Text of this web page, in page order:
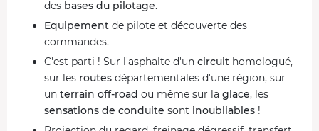
des bases du pilotage.
Equipement de pilote et découverte des
commandes.
C'est parti ! Sur l'asphalte d'un circuit homologué,
sur les routes départementales d'une région, sur
un terrain off-road ou même sur la glace, les
sensations de conduite sont inoubliables !